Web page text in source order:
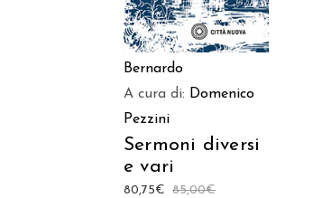
Bernardo
A cura di: Domenico
Pezzini
Sermoni diversi
e vari
85,00€
80,75€